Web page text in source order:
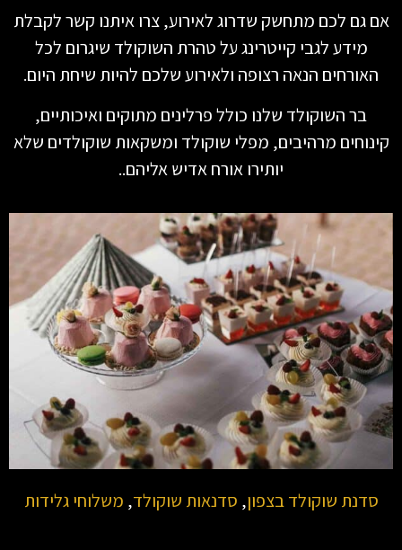
אם גם לכם מתחשק שדרוג לאירוע, צרו איתנו קשר לקבלת
מידע לגבי קייטרינג על טהרת השוקולד שיגרום לכל
האורחים הנאה רצופה ולאירוע שלכם להיות שיחת היום.
בר השוקולד שלנו כולל פרלינים מתוקים ואיכותיים,
קינוחים מרהיבים, מפלי שוקולד ומשקאות שוקולדים שלא
יותירו אורח אדיש אליהם..
סדנת שוקולד בצפון, סדנאות שוקולד, משלוחי גלידות